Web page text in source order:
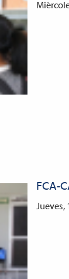
FCA-
Jueves,